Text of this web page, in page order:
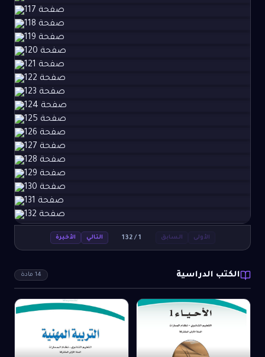
الأولى السابق 1
/
132 التالي الأخيرة
الكتب الدراسية 14 مادة